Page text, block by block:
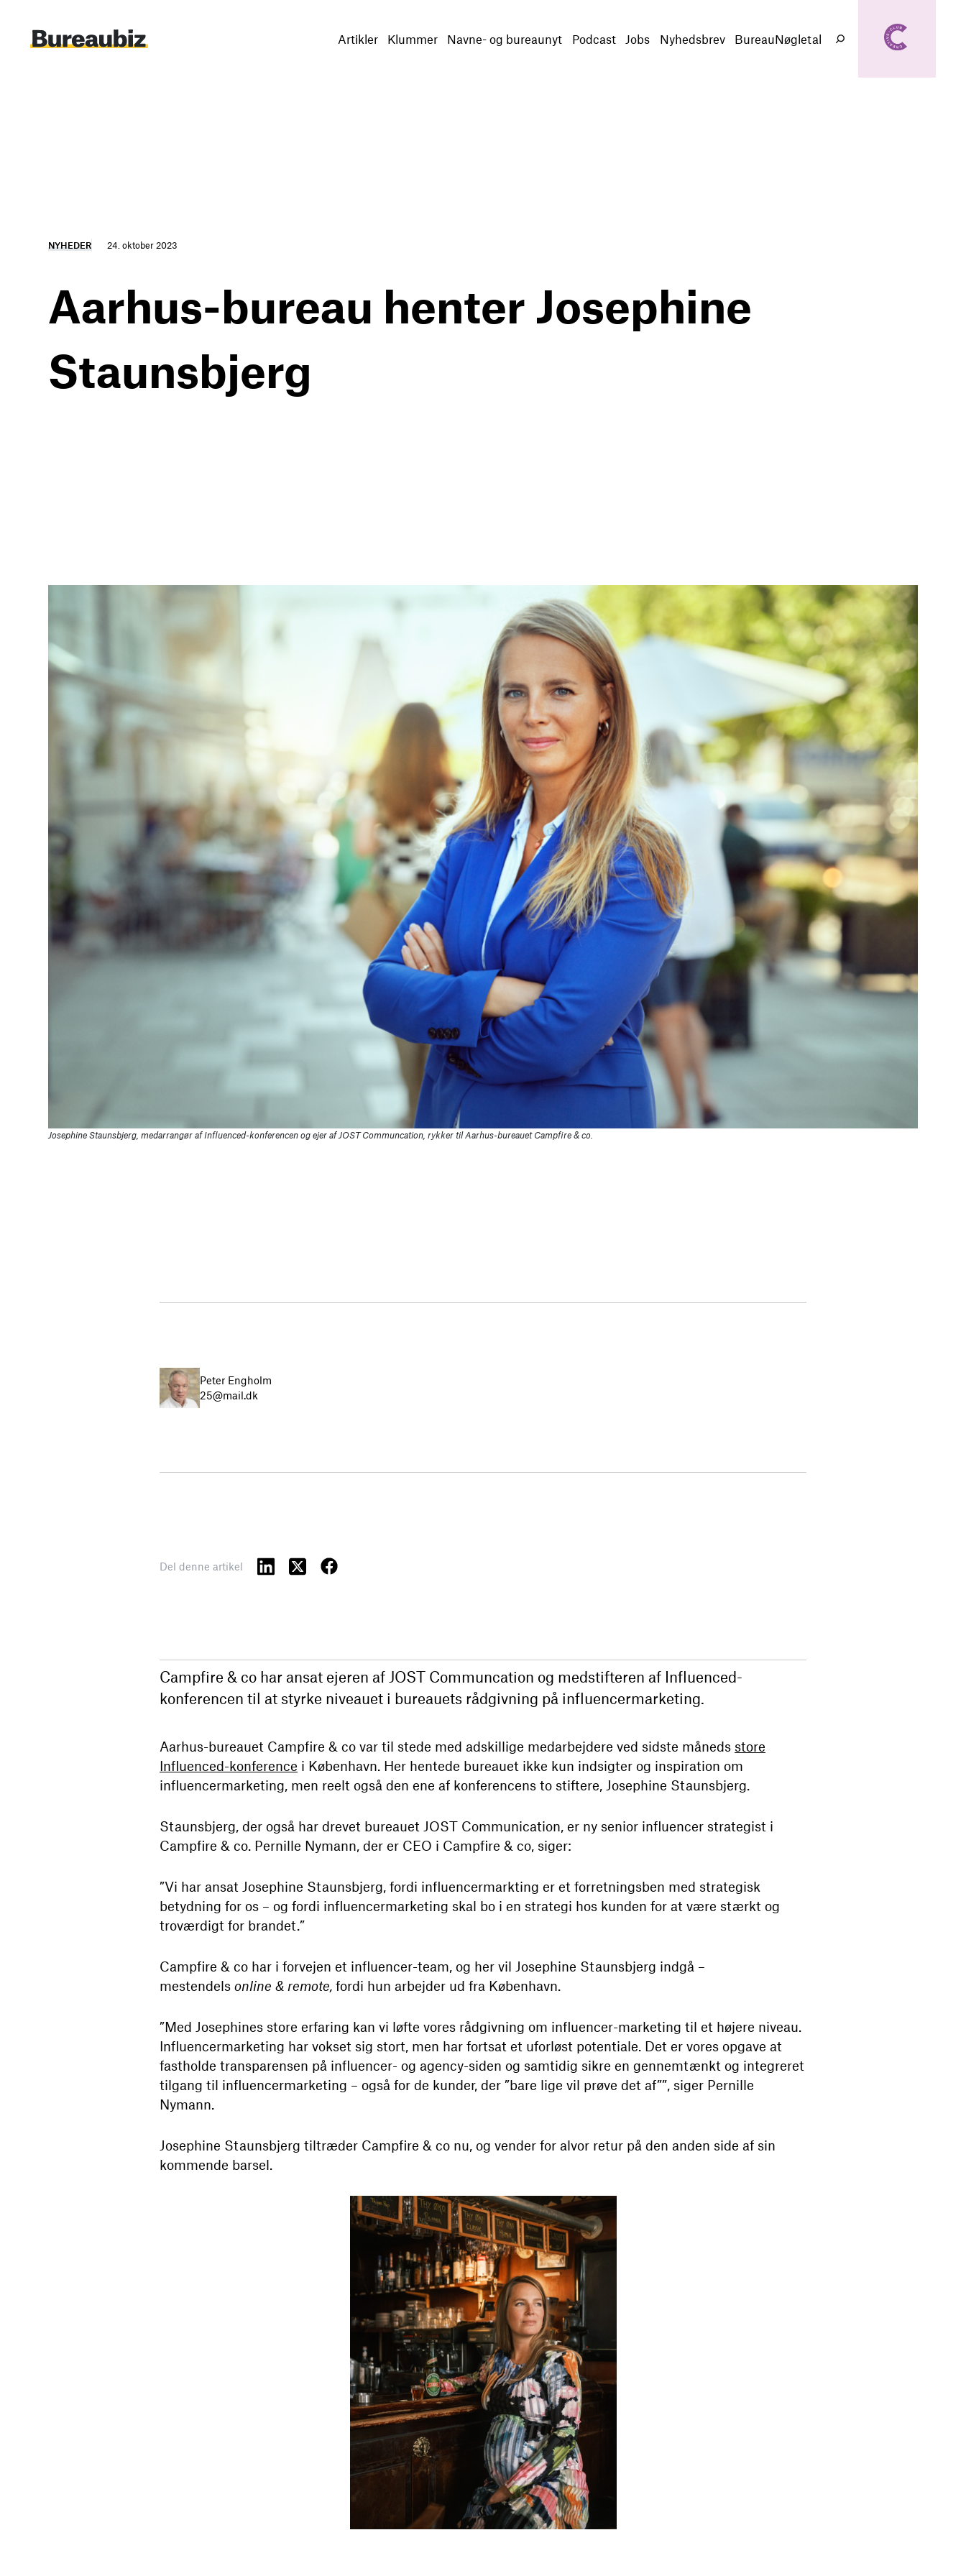
indhold
Artikler Klummer Navne- og bureaunyt Podcast Jobs Nyhedsbrev BureauNøgletal
Søg
NYHEDER 24. oktober 2023
Aarhus-bureau henter Josephine
Staunsbjerg
Josephine Staunsbjerg, medarrangør af Influenced-konferencen og ejer af JOST Communcation, rykker til Aarhus-bureauet Campfire & co.
Peter Engholm
25@mail.dk
Del denne artikel
Campfire & co har ansat ejeren af JOST Communcation og medstifteren af Influenced-
konferencen til at styrke niveauet i bureauets rådgivning på influencermarketing.
Aarhus-bureauet Campfire & co var til stede med adskillige medarbejdere ved sidste måneds store
Influenced-konference i København. Her hentede bureauet ikke kun indsigter og inspiration om
influencermarketing, men reelt også den ene af konferencens to stiftere, Josephine Staunsbjerg.
Staunsbjerg, der også har drevet bureauet JOST Communication, er ny senior influencer strategist i
Campfire & co. Pernille Nymann, der er CEO i Campfire & co, siger:
”Vi har ansat Josephine Staunsbjerg, fordi influencermarkting er et forretningsben med strategisk
betydning for os – og fordi influencermarketing skal bo i en strategi hos kunden for at være stærkt og
troværdigt for brandet.”
Campfire & co har i forvejen et influencer-team, og her vil Josephine Staunsbjerg indgå –
mestendels online & remote, fordi hun arbejder ud fra København.
”Med Josephines store erfaring kan vi løfte vores rådgivning om influencer-marketing til et højere niveau.
Influencermarketing har vokset sig stort, men har fortsat et uforløst potentiale. Det er vores opgave at
fastholde transparensen på influencer- og agency-siden og samtidig sikre en gennemtænkt og integreret
tilgang til influencermarketing – også for de kunder, der ”bare lige vil prøve det af””, siger Pernille
Nymann.
Josephine Staunsbjerg tiltræder Campfire & co nu, og vender for alvor retur på den anden side af sin
kommende barsel.